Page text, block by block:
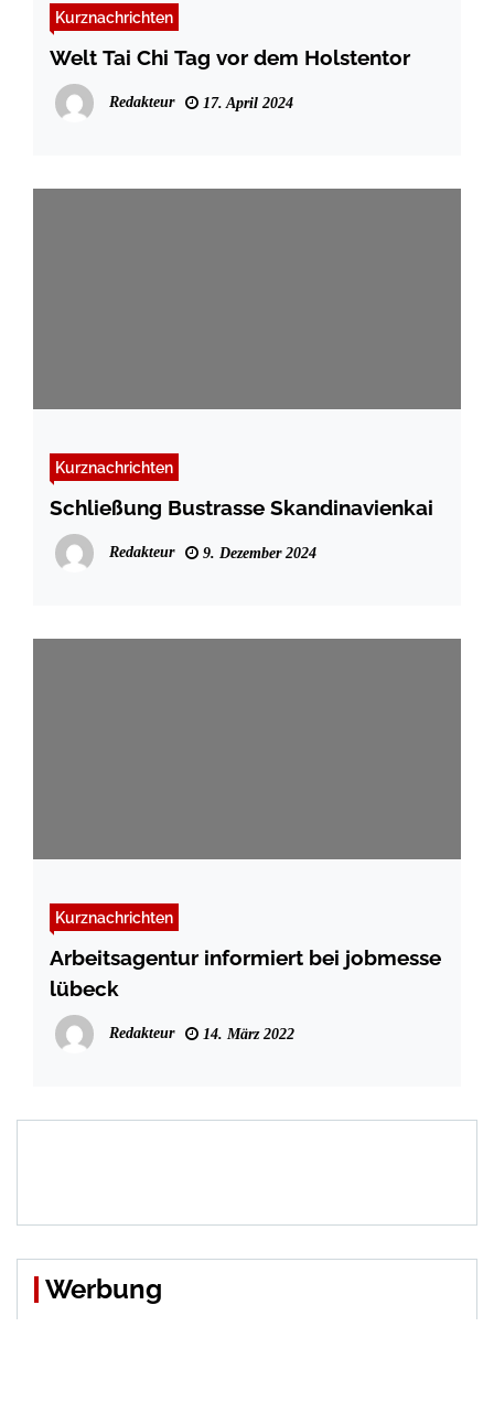
Kurznachrichten
Welt Tai Chi Tag vor dem Holstentor
Redakteur 17. April 2024
Kurznachrichten
Schließung Bustrasse Skandinavienkai
Redakteur 9. Dezember 2024
Kurznachrichten
Arbeitsagentur informiert bei jobmesse
lübeck
Redakteur 14. März 2022
Werbung